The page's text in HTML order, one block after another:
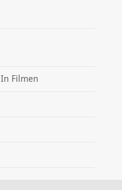
In Filmen